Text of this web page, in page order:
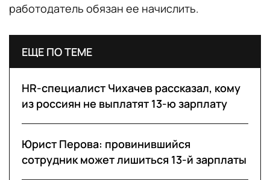
работодатель обязан ее начислить.
ЕЩЕ ПО ТЕМЕ
HR-специалист Чихачев рассказал, кому
из россиян не выплатят 13-ю зарплату
Юрист Перова: провинившийся
сотрудник может лишиться 13-й зарплаты